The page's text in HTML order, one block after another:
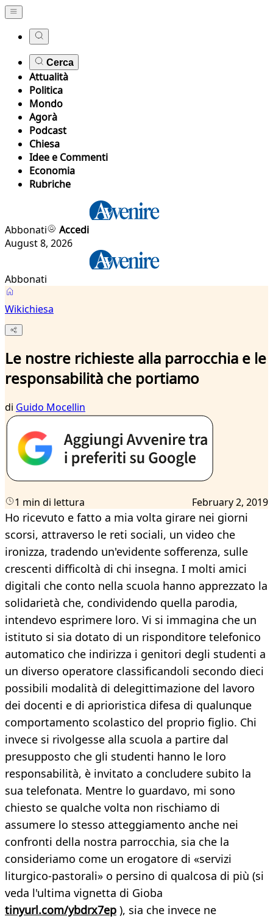
Cerca
Attualità
Politica
Mondo
Agorà
Podcast
Chiesa
Idee e Commenti
Economia
Rubriche
Abbonati
Accedi
August 8, 2026
Abbonati
Wikichiesa
Le nostre richieste alla parrocchia e le
responsabilità che portiamo
di Guido Mocellin
1 min di lettura February 2, 2019
Ho ricevuto e fatto a mia volta girare nei giorni
scorsi, attraverso le reti sociali, un video che
ironizza, tradendo un'evidente sofferenza, sulle
crescenti difficoltà di chi insegna. I molti amici
digitali che conto nella scuola hanno apprezzato la
solidarietà che, condividendo quella parodia,
intendevo esprimere loro. Vi si immagina che un
istituto si sia dotato di un risponditore telefonico
automatico che indirizza i genitori degli studenti a
un diverso operatore classificandoli secondo dieci
possibili modalità di delegittimazione del lavoro
dei docenti e di aprioristica difesa di qualunque
comportamento scolastico del proprio figlio. Chi
invece si rivolgesse alla scuola a partire dal
presupposto che gli studenti hanno le loro
responsabilità, è invitato a concludere subito la
sua telefonata. Mentre lo guardavo, mi sono
chiesto se qualche volta non rischiamo di
assumere lo stesso atteggiamento anche nei
confronti della nostra parrocchia, sia che la
consideriamo come un erogatore di «servizi
liturgico-pastorali» o persino di qualcosa di più (si
veda l'ultima vignetta di Gioba
tinyurl.com/ybdrx7ep ), sia che invece ne